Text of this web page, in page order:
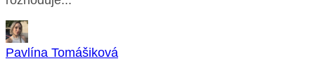
Pavlína Tomášiková